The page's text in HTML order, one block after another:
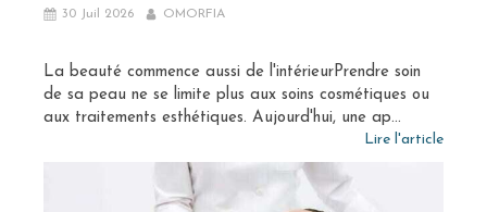
30 Juil 2026 OMORFIA
La beauté commence aussi de l'intérieurPrendre soin
de sa peau ne se limite plus aux soins cosmétiques ou
aux traitements esthétiques. Aujourd'hui, une ap...
Lire l'article